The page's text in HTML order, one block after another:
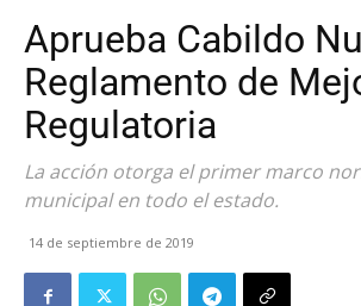
Aprueba Cabildo
Reglamento de
Regulatoria
La acción otorga el primer marco
municipal en todo el estado.
14 de septiembre de 2019